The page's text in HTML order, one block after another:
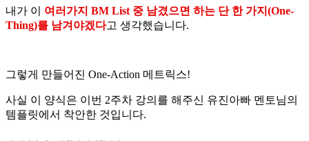
내가 이 여러가지 BM List 중 남겼으면 하는 단 한 가지(One-
Thing)를 남겨야겠다고 생각했습니다.
그렇게 만들어진 One-Action 메트릭스!
사실 이 양식은 이번 2주차 강의를 해주신 유진아빠 멘토님의
템플릿에서 착안한 것입니다.